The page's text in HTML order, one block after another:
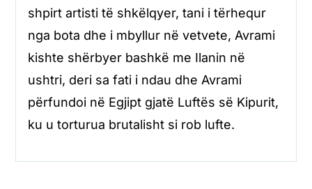
shpirt artisti të shkëlqyer, tani i tërhequr
nga bota dhe i mbyllur në vetvete, Avrami
kishte shërbyer bashkë me Ilanin në
ushtri, deri sa fati i ndau dhe Avrami
përfundoi në Egjipt gjatë Luftës së Kipurit,
ku u torturua brutalisht si rob lufte.